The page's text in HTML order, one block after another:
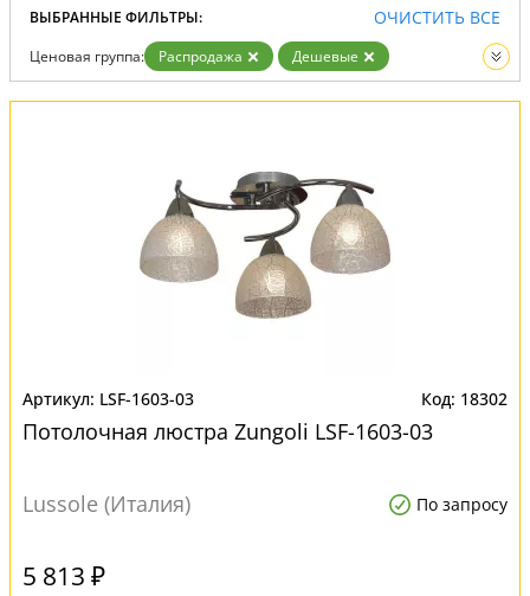
ВЫБРАННЫЕ ФИЛЬТРЫ: ОЧИСТИТЬ ВСЕ
Ценовая группа: Распродажа
Дешевые
Вид:
Люстры
LSF-1603-03 18302
Потолочная люстра Zungoli LSF-1603-03
Lussole (Италия) По запросу
5 813 ₽